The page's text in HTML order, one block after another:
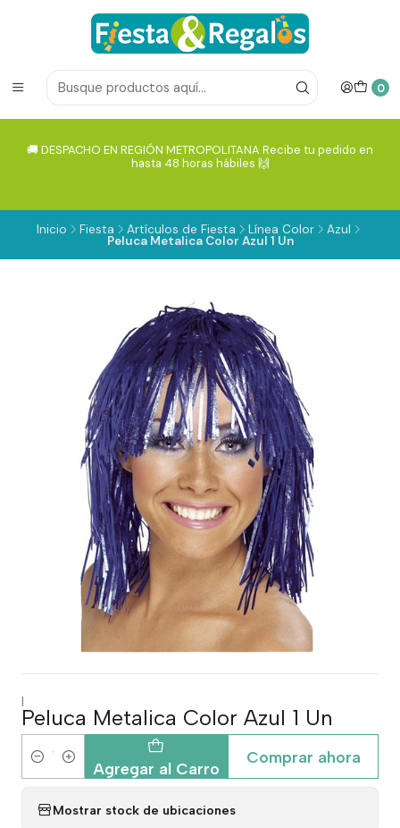
0
🚚 DESPACHO EN REGIÓN METROPOLITANA Recibe tu pedido en
hasta 48 horas hábiles 🙌
Inicio Fiesta Artículos de Fiesta Línea Color Azul
Peluca Metalica Color Azul 1 Un
|
Peluca Metalica Color Azul 1 Un
Cantidad Agregar al Carro
Comprar ahora
Mostrar stock de ubicaciones